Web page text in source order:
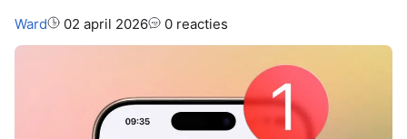
Auteur:
Ward 02 april 2026 0 reacties